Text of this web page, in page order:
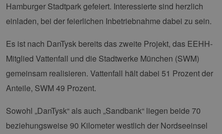
Hamburger Stadtpark gefeiert. Interessierte sind herzlich
einladen, bei der feierlichen Inbetriebnahme dabei zu sein.
Es ist nach DanTysk bereits das zweite Projekt, das EEHH-
Mitglied Vattenfall und die Stadtwerke München (SWM)
gemeinsam realisieren. Vattenfall hält dabei 51 Prozent der
Anteile, SWM 49 Prozent.
Sowohl „DanTysk“ als auch „Sandbank“ liegen beide 70
beziehungsweise 90 Kilometer westlich der Nordseeinsel